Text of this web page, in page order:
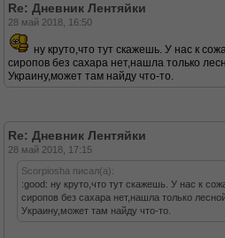
Re: Дневник Лентяйки
28 май 2018, 16:50
ну круто,что тут скажешь. У нас к
сиропов без сахара нет,нашла только
Украину,может там найду что-то.
Re: Дневник Лентяйки
28 май 2018, 17:15
Scorpiosha писал(а):
:good: ну круто,что тут скажешь. У нас к
сиропов без сахара нет,нашла только
Украину,может там найду что-то.